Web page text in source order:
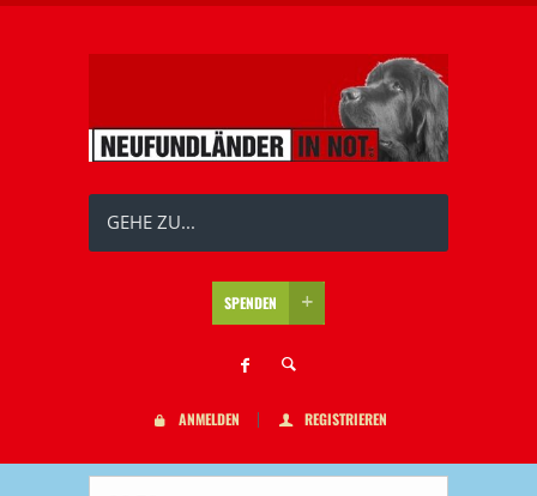
GEHE ZU...
SPENDEN
ANMELDEN REGISTRIEREN